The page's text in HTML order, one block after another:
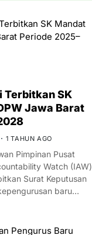
Terbitkan SK
Jawa Barat
1 TAHUN AGO
Pimpinan Pusat
Watch (IAW)
Surat Keputusan
baru…